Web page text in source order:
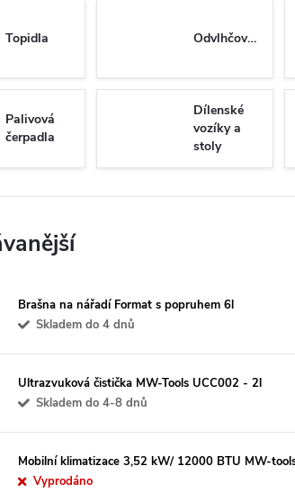
Topidla Odvlhčovače
Palivová
čerpadla
Dílenské
vozíky a
stoly
Brašna na nářadí Format s popruhem 6l
Skladem do 4 dnů
Ultrazvuková čistička MW-Tools UCC002 - 2l
Skladem do 4-8 dnů
Mobilní klimatizace 3,52 kW/ 12000 BTU MW-
Vyprodáno